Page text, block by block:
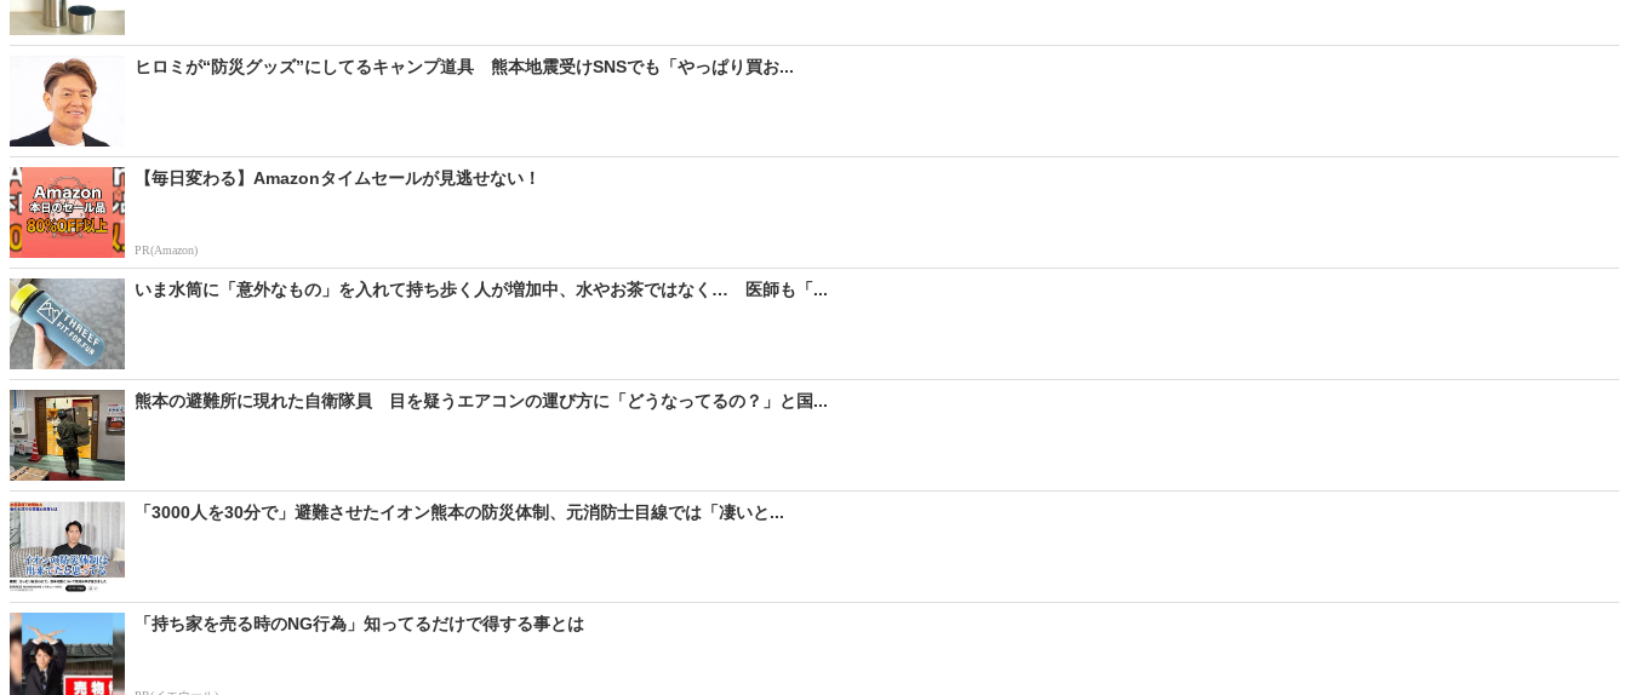
ヒロミが“防災グッズ”にしてるキャンプ道具 熊本地震受けSNSでも「やっぱり買お...
【毎日変わる】Amazonタイムセールが見逃せない！
PR(Amazon)
いま水筒に「意外なもの」を入れて持ち歩く人が増加中、水やお茶ではなく… 医師も「...
熊本の避難所に現れた自衛隊員 目を疑うエアコンの運び方に「どうなってるの？」と国...
「3000人を30分で」避難させたイオン熊本の防災体制、元消防士目線では「凄いと...
「持ち家を売る時のNG行為」知ってるだけで得する事とは